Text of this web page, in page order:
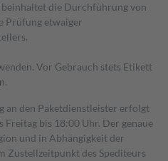
die Durchführung von
Prüfung etwaiger
Vor Gebrauch stets Etikett
an den Paketdienstleister erfolgt
Freitag bis 18:00 Uhr. Der genaue
und in Abhängigkeit der
Zustellzeitpunkt des Spediteurs